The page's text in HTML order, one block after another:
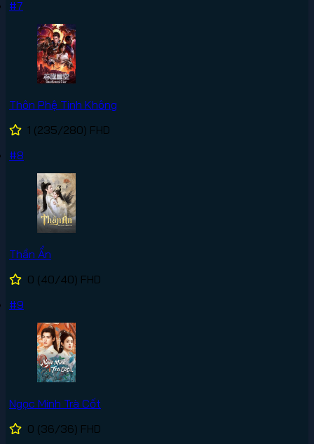
#7
Thôn Phệ Tinh Không
1 (235/280) FHD
#8
Thần Ẩn
0 (40/40) FHD
#9
Ngọc Minh Trà Cốt
0 (36/36) FHD